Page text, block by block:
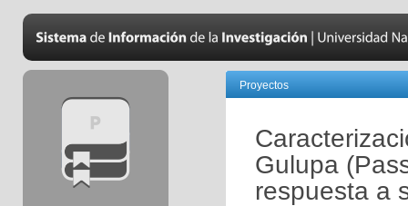
Proyectos
Gulupa
respuesta a